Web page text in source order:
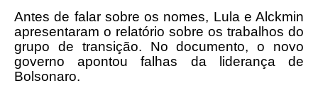
Antes de falar sobre os nomes, Lula e Alckmin
apresentaram o relatório sobre os trabalhos do
grupo de transição. No documento, o novo
governo apontou falhas da liderança de
Bolsonaro.